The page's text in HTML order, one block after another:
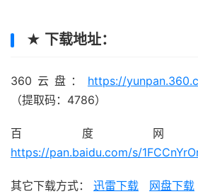
★ 下载地址：
360云盘： https://
（提取码：4786）
百度网
https://pan.baidu.com/s/
其它下载方式： 迅雷下载 网盘下载